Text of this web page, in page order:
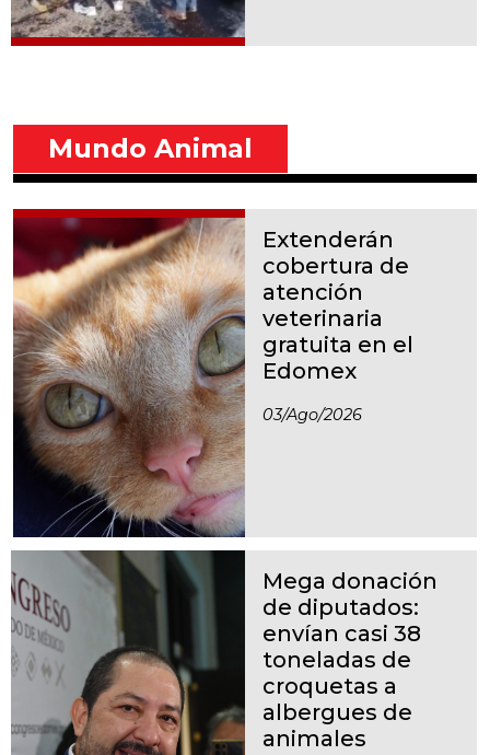
Mundo Animal
Extenderán
cobertura de
atención
veterinaria
gratuita en el
Edomex
03/ago/2026
Mega donación
de diputados:
envían casi 38
toneladas de
croquetas a
albergues de
animales